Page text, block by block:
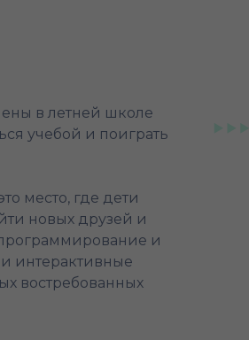
в летней школе
учебой и поиграть
место, где дети
новых друзей и
и
интерактивные
востребованных